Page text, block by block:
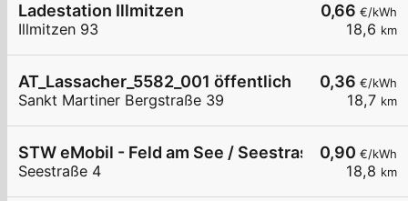
0,66 €/kWh
18,6 km
Ladestation Illmitzen
Illmitzen 93
0,36 €/kWh
18,7 km
AT_Lassacher_5582_001 öffentlich
Sankt Martiner Bergstraße 39
0,90 €/kWh
18,8 km
STW eMobil - Feld am See / Seestrasse
Seestraße 4